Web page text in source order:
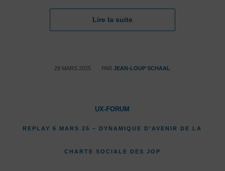
Lire la suite
29 MARS 2025
/ PARJEAN-LOUP SCHAAL
UX-FORUM
REPLAY 6 MARS 25 – DYNAMIQUE D’AVENIR DE LA
CHARTE SOCIALE DES JOP